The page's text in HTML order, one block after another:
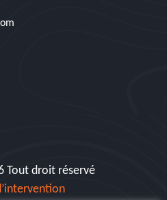
Tout droit réservé